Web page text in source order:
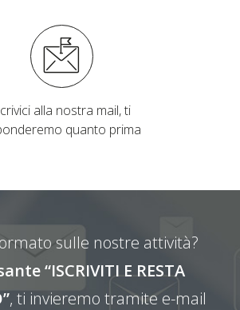
alla nostra mail, ti
quanto prima
sulle nostre attività?
“ISCRIVITI E RESTA
, ti invieremo tramite e-mail